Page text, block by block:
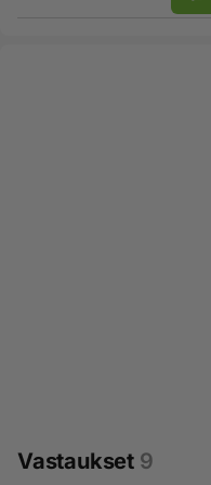
Vastaukset 9